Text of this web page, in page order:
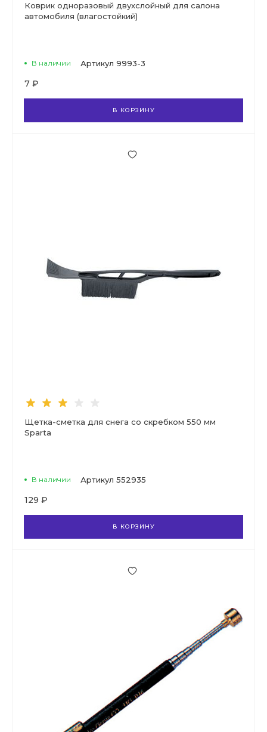
Коврик одноразовый двухслойный для салона
автомобиля (влагостойкий)
В наличии Артикул 9993-3
7 ₽
В КОРЗИНУ
Щетка-сметка для снега со скребком 550 мм
Sparta
В наличии Артикул 552935
129 ₽
В КОРЗИНУ